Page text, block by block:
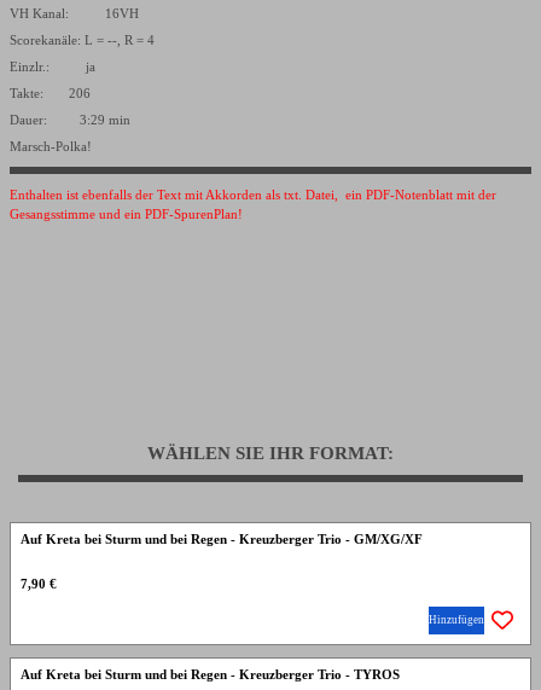
VH Kanal: 16VH
Scorekanäle: L = --, R = 4
Einzlr.: ja
Takte: 206
Dauer: 3:29 min
Marsch-Polka!
Enthalten ist ebenfalls der Text mit Akkorden als txt. Datei, ein PDF-Notenblatt mit der
Gesangsstimme und ein PDF-SpurenPlan!
WÄHLEN SIE IHR FORMAT:
Auf Kreta bei Sturm und bei Regen - Kreuzberger Trio - GM/XG/XF
7,90 €
Hinzufügen
Auf Kreta bei Sturm und bei Regen - Kreuzberger Trio - TYROS